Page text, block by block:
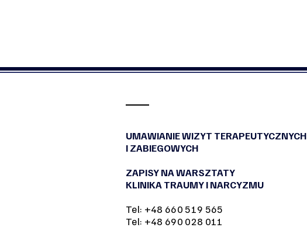
UMAWIANIE WIZYT TERAPEUTYCZNYCH
I ZABIEGOWYCH
ZAPISY NA WARSZTATY
KLINIKA TRAUMY I NARCYZMU
Tel: +48 660 519 565
Tel: +48 690 028 011